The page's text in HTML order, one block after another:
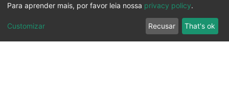
Para aprender mais, por favor leia nossa privacy policy.
Customizar Recusar That's ok